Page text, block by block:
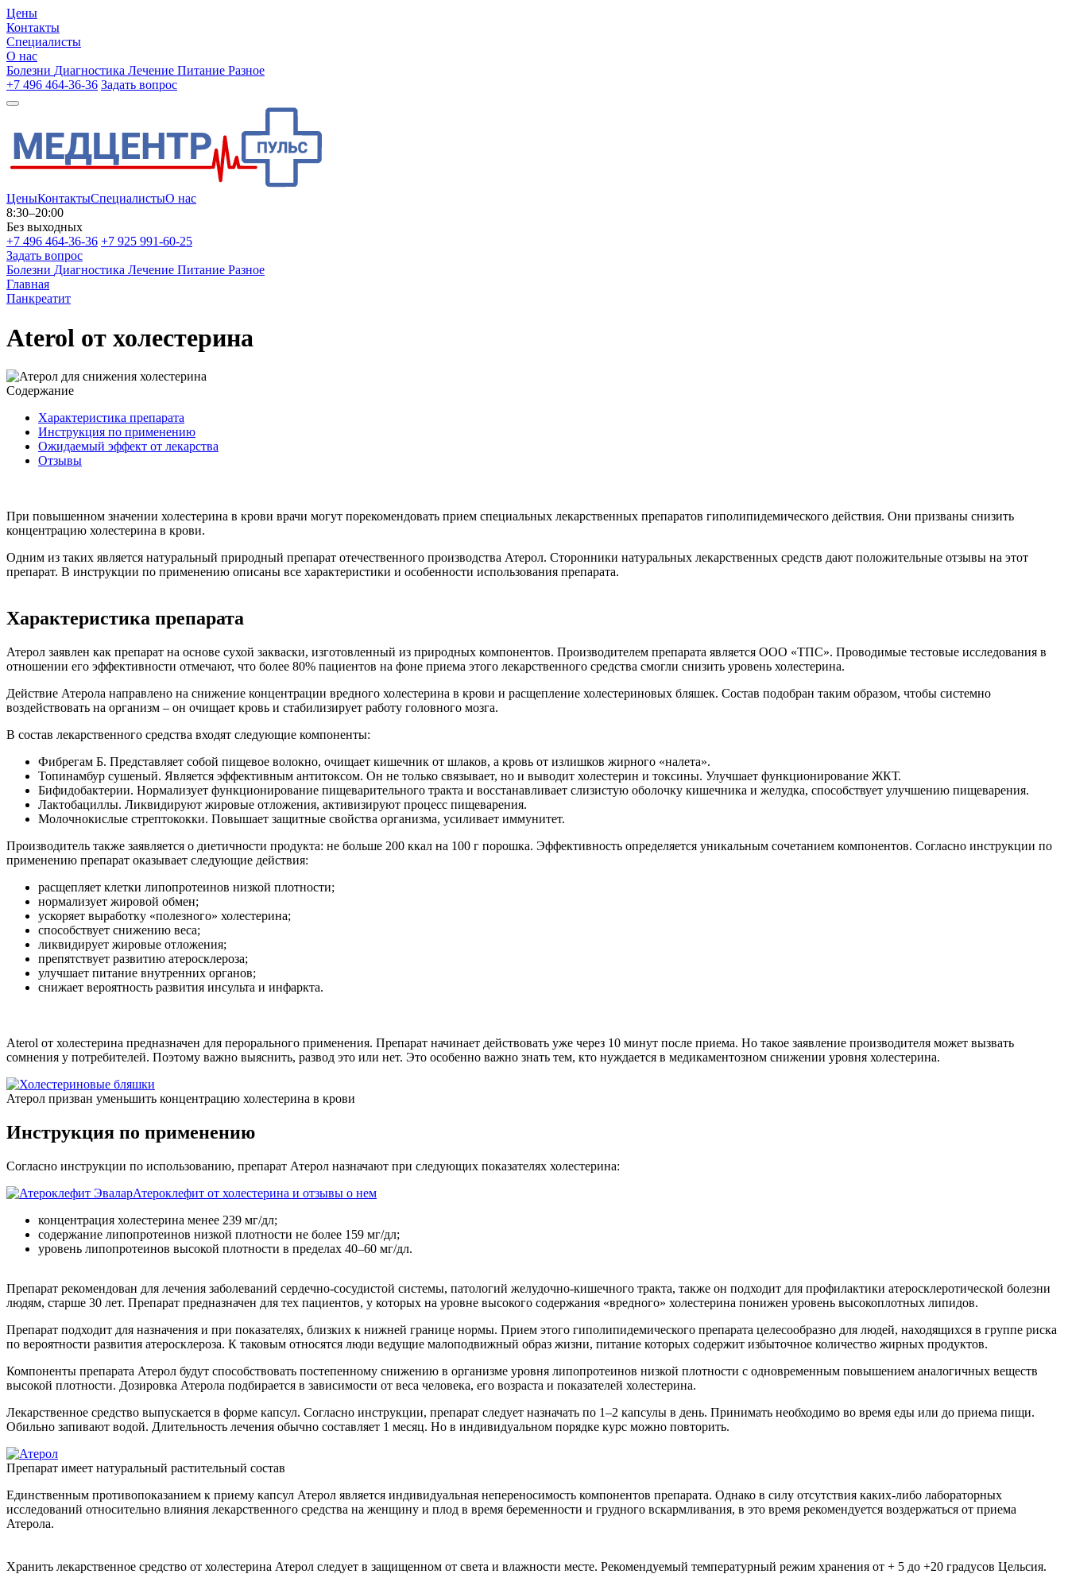
Цены
Контакты
Специалисты
О нас
Болезни Диагностика Лечение Питание Разное
+7 496 464-36-36 Задать вопрос
ЦеныКонтактыСпециалистыО нас
8:30–20:00
Без выходных
+7 496 464-36-36 +7 925 991-60-25
Задать вопрос
Болезни Диагностика Лечение Питание Разное
Главная
Панкреатит
Aterol от холестерина
Содержание
Характеристика препарата
Инструкция по применению
Ожидаемый эффект от лекарства
Отзывы
При повышенном значении холестерина в крови врачи могут порекомендовать прием специальных лекарственных препаратов гиполипидемического действия. Они призваны снизить
концентрацию холестерина в крови.
Одним из таких является натуральный природный препарат отечественного производства Атерол. Сторонники натуральных лекарственных средств дают положительные отзывы на этот
препарат. В инструкции по применению описаны все характеристики и особенности использования препарата.
Характеристика препарата
Атерол заявлен как препарат на основе сухой закваски, изготовленный из природных компонентов. Производителем препарата является ООО «ТПС». Проводимые тестовые исследования в
отношении его эффективности отмечают, что более 80% пациентов на фоне приема этого лекарственного средства смогли снизить уровень холестерина.
Действие Атерола направлено на снижение концентрации вредного холестерина в крови и расщепление холестериновых бляшек. Состав подобран таким образом, чтобы системно
воздействовать на организм – он очищает кровь и стабилизирует работу головного мозга.
В состав лекарственного средства входят следующие компоненты:
Фибрегам Б. Представляет собой пищевое волокно, очищает кишечник от шлаков, а кровь от излишков жирного «налета».
Топинамбур сушеный. Является эффективным антитоксом. Он не только связывает, но и выводит холестерин и токсины. Улучшает функционирование ЖКТ.
Бифидобактерии. Нормализует функционирование пищеварительного тракта и восстанавливает слизистую оболочку кишечника и желудка, способствует улучшению пищеварения.
Лактобациллы. Ликвидируют жировые отложения, активизируют процесс пищеварения.
Молочнокислые стрептококки. Повышает защитные свойства организма, усиливает иммунитет.
Производитель также заявляется о диетичности продукта: не больше 200 ккал на 100 г порошка. Эффективность определяется уникальным сочетанием компонентов. Согласно инструкции по
применению препарат оказывает следующие действия:
расщепляет клетки липопротеинов низкой плотности;
нормализует жировой обмен;
ускоряет выработку «полезного» холестерина;
способствует снижению веса;
ликвидирует жировые отложения;
препятствует развитию атеросклероза;
улучшает питание внутренних органов;
снижает вероятность развития инсульта и инфаркта.
Aterol от холестерина предназначен для перорального применения. Препарат начинает действовать уже через 10 минут после приема. Но такое заявление производителя может вызвать
сомнения у потребителей. Поэтому важно выяснить, развод это или нет. Это особенно важно знать тем, кто нуждается в медикаментозном снижении уровня холестерина.
Атерол призван уменьшить концентрацию холестерина в крови
Инструкция по применению
Согласно инструкции по использованию, препарат Атерол назначают при следующих показателях холестерина:
Атероклефит от холестерина и отзывы о нем
концентрация холестерина менее 239 мг/дл;
содержание липопротеинов низкой плотности не более 159 мг/дл;
уровень липопротеинов высокой плотности в пределах 40–60 мг/дл.
Препарат рекомендован для лечения заболеваний сердечно-сосудистой системы, патологий желудочно-кишечного тракта, также он подходит для профилактики атеросклеротической болезни
людям, старше 30 лет. Препарат предназначен для тех пациентов, у которых на уровне высокого содержания «вредного» холестерина понижен уровень высокоплотных липидов.
Препарат подходит для назначения и при показателях, близких к нижней границе нормы. Прием этого гиполипидемического препарата целесообразно для людей, находящихся в группе риска
по вероятности развития атеросклероза. К таковым относятся люди ведущие малоподвижный образ жизни, питание которых содержит избыточное количество жирных продуктов.
Компоненты препарата Атерол будут способствовать постепенному снижению в организме уровня липопротеинов низкой плотности с одновременным повышением аналогичных веществ
высокой плотности. Дозировка Атерола подбирается в зависимости от веса человека, его возраста и показателей холестерина.
Лекарственное средство выпускается в форме капсул. Согласно инструкции, препарат следует назначать по 1–2 капсулы в день. Принимать необходимо во время еды или до приема пищи.
Обильно запивают водой. Длительность лечения обычно составляет 1 месяц. Но в индивидуальном порядке курс можно повторить.
Препарат имеет натуральный растительный состав
Единственным противопоказанием к приему капсул Атерол является индивидуальная непереносимость компонентов препарата. Однако в силу отсутствия каких-либо лабораторных
исследований относительно влияния лекарственного средства на женщину и плод в время беременности и грудного вскармливания, в это время рекомендуется воздержаться от приема
Атерола.
Хранить лекарственное средство от холестерина Атерол следует в защищенном от света и влажности месте. Рекомендуемый температурный режим хранения от + 5 до +20 градусов Цельсия.